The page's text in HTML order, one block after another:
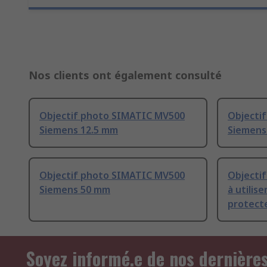
Nos clients ont également consulté
Objectif photo SIMATIC MV500
Siemens 12.5 mm
Objectif
Objectif photo SIMATIC MV500
Siemens 50 mm
Objectif
à
Soyez informé.e de nos